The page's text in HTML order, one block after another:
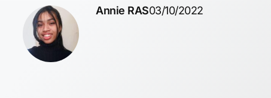
Annie RAS03/10/2022